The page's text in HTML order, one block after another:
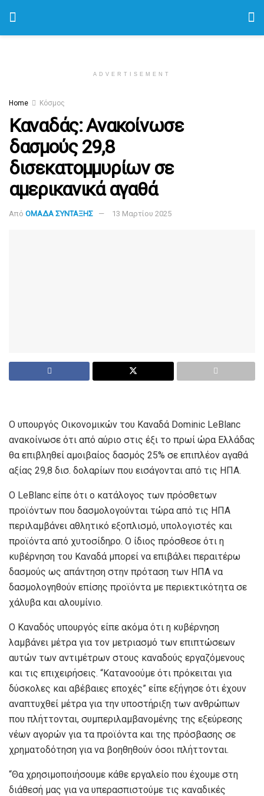
ADVERTISEMENT
Home Κόσμος
Καναδάς: Ανακοίνωσε
δασμούς 29,8
δισεκατομμυρίων σε
αμερικανικά αγαθά
Από ΟΜΑΔΑ ΣΥΝΤΑΞΗΣ 13 Μαρτίου 2025
Ο υπουργός Οικονομικών του Καναδά Dominic LeBlanc
ανακοίνωσε ότι από αύριο στις έξι το πρωί ώρα Ελλάδας
θα επιβληθεί αμοιβαίος δασμός 25% σε επιπλέον αγαθά
αξίας 29,8 δισ. δολαρίων που εισάγονται από τις ΗΠΑ.
Ο LeBlanc είπε ότι ο κατάλογος των πρόσθετων
προϊόντων που δασμολογούνται τώρα από τις ΗΠΑ
περιλαμβάνει αθλητικό εξοπλισμό, υπολογιστές και
προϊόντα από χυτοσίδηρο. Ο ίδιος πρόσθεσε ότι η
κυβέρνηση του Καναδά μπορεί να επιβάλει περαιτέρω
δασμούς ως απάντηση στην πρόταση των ΗΠΑ να
δασμολογηθούν επίσης προϊόντα με περιεκτικότητα σε
χάλυβα και αλουμίνιο.
Ο Καναδός υπουργός είπε ακόμα ότι η κυβέρνηση
λαμβάνει μέτρα για τον μετριασμό των επιπτώσεων
αυτών των αντιμέτρων στους καναδούς εργαζόμενους
και τις επιχειρήσεις. “Κατανοούμε ότι πρόκειται για
δύσκολες και αβέβαιες εποχές” είπε εξήγησε ότι έχουν
αναπτυχθεί μέτρα για την υποστήριξη των ανθρώπων
που πλήττονται, συμπεριλαμβανομένης της εξεύρεσης
νέων αγορών για τα προϊόντα και της πρόσβασης σε
χρηματοδότηση για να βοηθηθούν όσοι πλήττονται.
“Θα χρησιμοποιήσουμε κάθε εργαλείο που έχουμε στη
διάθεσή μας για να υπερασπιστούμε τις καναδικές